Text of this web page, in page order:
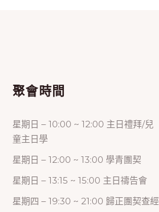
聚會時間
星期日 – 10:00 ~ 12:00 主日禮拜/兒
童主日學
星期日 – 12:00 ~ 13:00 學青團契
星期日 – 13:15 ~ 15:00 主日禱告會
星期四 – 19:30 ~ 21:00 歸正團契查經